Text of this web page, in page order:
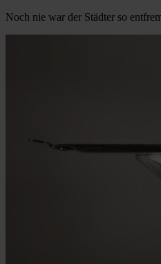
Noch nie war der Städter so